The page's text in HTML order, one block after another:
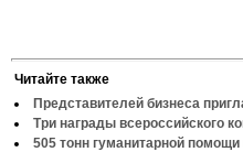
Читайте также
Представителей бизнеса
Три награды всероссийского
505 тонн гуманитарной